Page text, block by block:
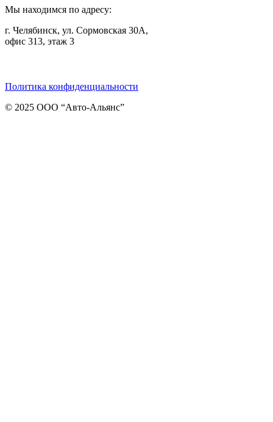
Мы находимся по адресу:
г. Челябинск, ул. Сормовская 30А,
офис 313, этаж 3
Политика конфиденциальности
© 2025 ООО “Авто-Альянс”